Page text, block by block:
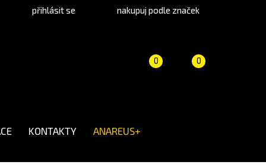
přihlásit se nakupuj podle značek
Košík 0
(prázdný)
Porovnání
0
KONTAKTY ANAREUS+